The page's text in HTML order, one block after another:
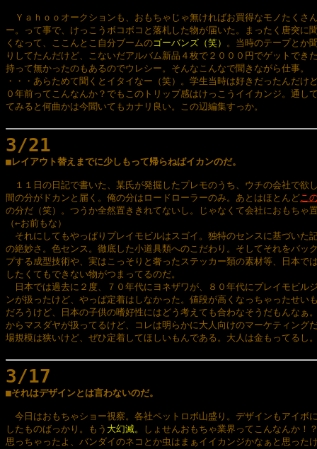
Ｙａｈｏｏオークションも、おもちゃじゃ無ければお買得なモノたくさ
ー。って事で、けっこうボコボコと落札した物が届いた。まったく唐突に
くなって、ここんとこ自分ブームのゴーバンズ（笑）
。当時のテープとか
りしてたんだけど、こないだアルバム新品４枚で２０００円でゲットでき
持って無かったのもあるのでウレシー。そんなこんなで聞きながら仕事。
・・・あらためて聞くとイタイなー（笑）。学生当時は好きだったんだけ
０年前ってこんなんか？でもこのトリップ感はけっこうイイカンジ。通し
てみると何曲かは今聞いてもカナリ良い。この辺編集すっか。
3/21
■レイアウト替えまでに少しもって帰らねばイカンのだ。
１１日の日記で書いた、某氏が発掘したプレモのうち、ウチの会社で欲
間の分がドカンと届く。俺の分はロードローラーのみ。あとはほとんど こ
の分だ（笑）。つうか全然置ききれてないし。じゃなくて会社におもちゃ
（←お前もな）
それにしてもやっぱりプレイモビルはスゴイ。独特のセンスに基づいた
の絶妙さ。色センス。徹底した小道具類へのこだわり。そしてそれをバッ
プする成型技術や、実はこっそりと奢ったステッカー類の素材等、日本で
したくてもできない物がつまってるのだ。
日本では過去に２度、７０年代にヨネザワが、８０年代にプレイモビル
ンが扱ったけど、やっぱ定着はしなかった。値段が高くなっちゃったせい
だろうけど、日本の子供の嗜好性にはどう考えても合わなそうだもんなぁ
からマスダヤが扱ってるけど、コレは明らかに大人向けのマーケティング
場規模は狭いけど、ぜひ定着してほしいもんである。大人は金もってるし
3/17
■それはデザインとは言わないのだ。
今日はおもちゃショー視察。各社ペットロボ山盛り。デザインもアイボ
したものばっかり。もう 大幻滅。
しょせんおもちゃ業界ってこんなんか！
思っちゃったよ、バンダイのネコとか虫はまぁイイカンジかなぁと思った